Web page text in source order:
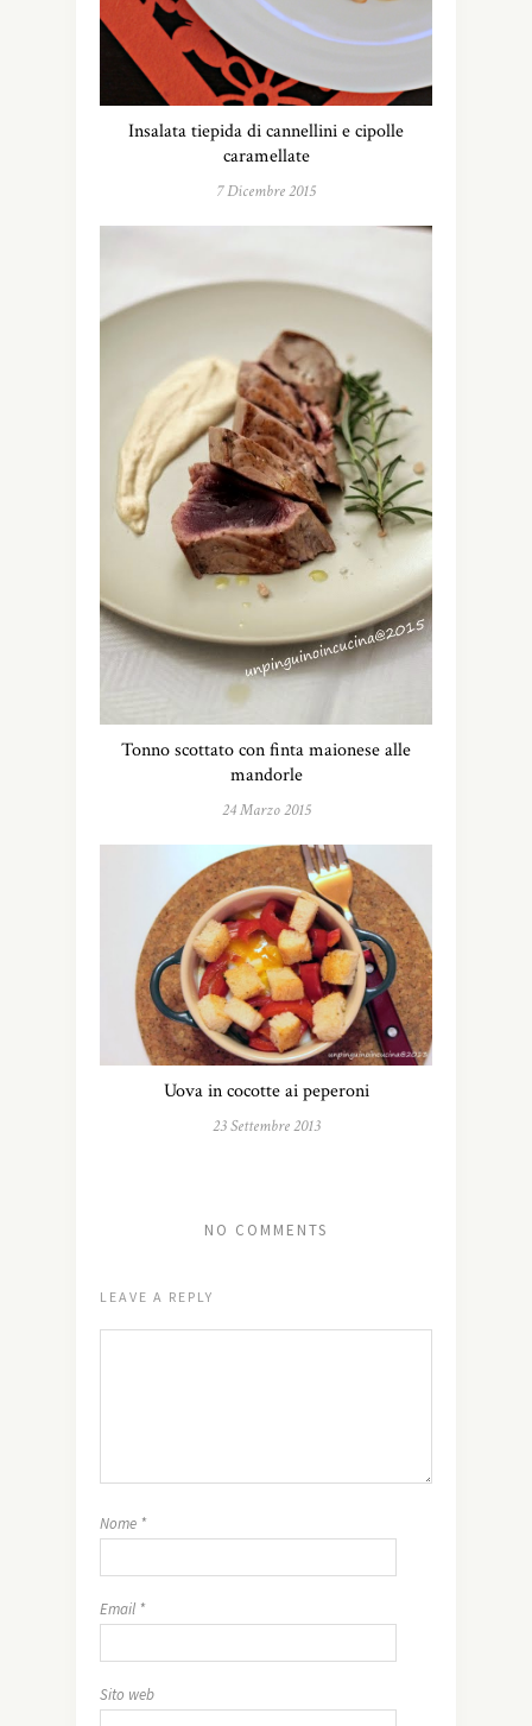
Insalata tiepida di cannellini e cipolle
caramellate
7 Dicembre 2015
Tonno scottato con finta maionese alle
mandorle
24 Marzo 2015
Uova in cocotte ai peperoni
23 Settembre 2013
NO COMMENTS
LEAVE A REPLY
Nome *
Email *
Sito web